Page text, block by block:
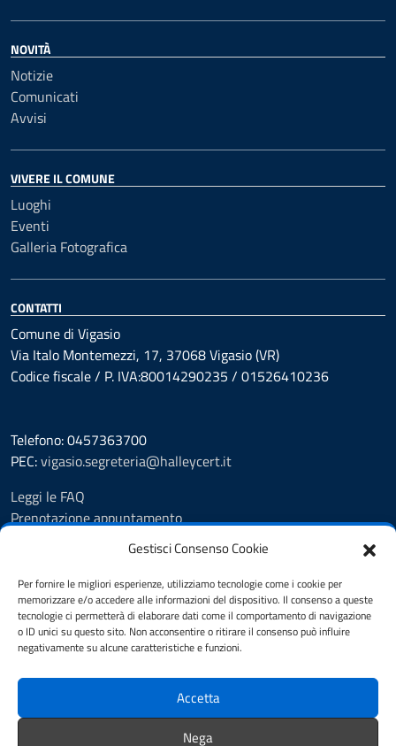
Gestisci Consenso Cookie
Per fornire le migliori esperienze, utilizziamo tecnologie come i cookie per
memorizzare e/o accedere alle informazioni del dispositivo. Il consenso a queste
tecnologie ci permetterà di elaborare dati come il comportamento di navigazione
o ID unici su questo sito. Non acconsentire o ritirare il consenso può influire
negativamente su alcune caratteristiche e funzioni.
Accetta
Nega
NOVITÀ
Notizie
Comunicati
Avvisi
VIVERE IL COMUNE
Luoghi
Eventi
Galleria Fotografica
CONTATTI
Comune di Vigasio
Via Italo Montemezzi, 17, 37068 Vigasio (VR)
Codice fiscale / P. IVA:80014290235 / 01526410236
Telefono: 0457363700
PEC:vigasio.segreteria@halleycert.it
Leggi le FAQ
Prenotazione appuntamento
Segnalazione disservizio
Amministrazione Trasparente
Albo Pretorio
Informativa privacy
Privacy Policy
Note legali
Dichiarazione di accessibilità